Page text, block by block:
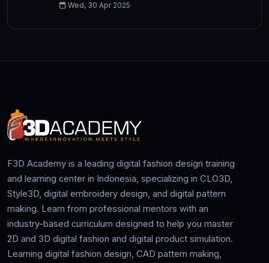
Wed, 30 Apr 2025
F3D Academy is a leading digital fashion design training
and learning center in Indonesia, specializing in CLO3D,
Style3D, digital embroidery design, and digital pattern
making. Learn from professional mentors with an
industry-based curriculum designed to help you master
2D and 3D digital fashion and digital product simulation.
Learning digital fashion design, CAD pattern making,